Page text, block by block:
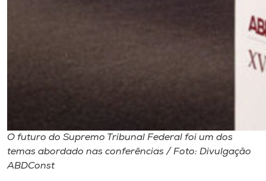
O futuro do Supremo Tribunal Federal foi um dos
temas abordado nas conferências / Foto: Divulgação
ABDConst